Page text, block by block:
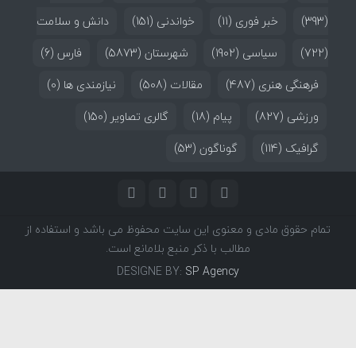
(393)
خبر فوری (11) خواندنی (151)
دانش و سلامت
(722)
سیاسی (1902) شهرستان (5873) فارس (6)
فرهنگی هنری (487) مقالات (508) نیازمندی ها (0)
ورزشی (827) پیام (18) گالری تصاویر (150)
گرافیک (114) گوناگون (53)
تمام حقوق مادی و معنوی این سایت محفوظ می باشد و استفاده از
مطالب با ذکر منبع بلامانع است.
DESIGNE BY: SP Agency